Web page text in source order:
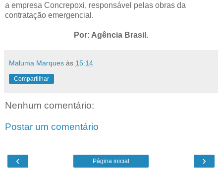
a empresa Concrepoxi, responsável pelas obras da
contratação emergencial.
Por: Agência Brasil.
Maluma Marques às 15:14
Compartilhar
Nenhum comentário:
Postar um comentário
‹ ›
Página inicial